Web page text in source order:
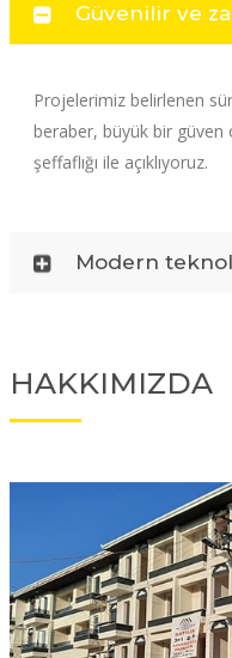
Güvenilir ve
Projelerimiz belirlenen
beraber, büyük bir güven
şeffaflığı ile açıklıyoruz.
Modern
HAKKIMIZDA